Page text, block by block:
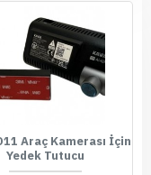
Araç Kamerası İçin
Yedek Tutucu